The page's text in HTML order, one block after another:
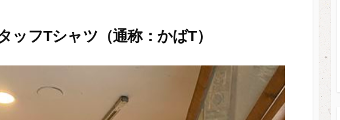
ッフTシャツ（通称：かばT）